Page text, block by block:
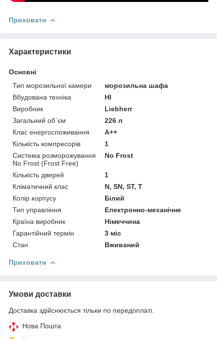
Приховати
Характеристики
Основні
Тип морозильної камери
морозильна шафа
Вбудована техніка
НІ
Виробник
Liebherr
Загальний об`єм
226 л
Клас енергоспоживання
A++
Кількість компресорів
1
Система розморожування
No Frost (Frost Free)
No Frost
Кількість дверей
1
Кліматичний клас
N, SN, ST, T
Колір корпусу
Білий
Тип управління
Електронно-механічне
Країна виробник
Німеччина
Гарантійний термін
3 міс
Стан
Вживаний
Приховати
Умови доставки
Доставка здійснюється тільки по передоплаті.
Нова Пошта